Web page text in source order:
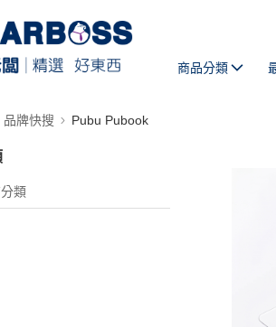
商品分類
品牌快搜 Pubu Pubook
類